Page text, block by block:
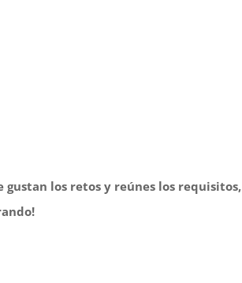
los retos y reúnes los requisitos,